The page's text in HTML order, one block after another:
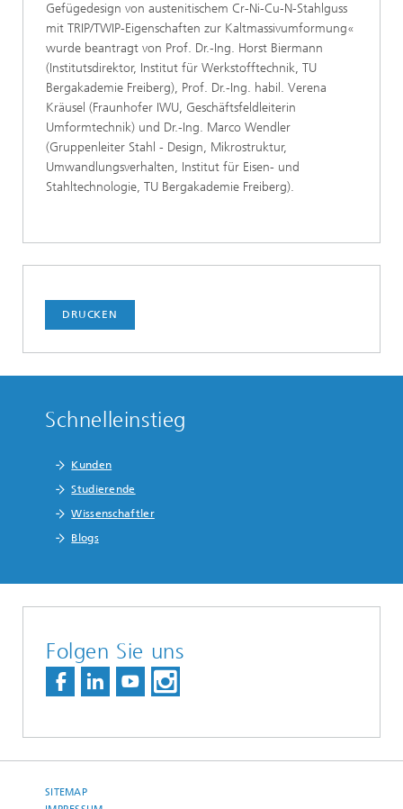
Gefügedesign von austenitischem Cr-Ni-Cu-N-Stahlguss
mit TRIP/TWIP-Eigenschaften zur Kaltmassivumformung«
wurde beantragt von Prof. Dr.-Ing. Horst Biermann
(Institutsdirektor, Institut für Werkstofftechnik, TU
Bergakademie Freiberg), Prof. Dr.-Ing. habil. Verena
Kräusel (Fraunhofer IWU, Geschäftsfeldleiterin
Umformtechnik) und Dr.-Ing. Marco Wendler
(Gruppenleiter Stahl - Design, Mikrostruktur,
Umwandlungsverhalten, Institut für Eisen- und
Stahltechnologie, TU Bergakademie Freiberg).
DRUCKEN
Schnelleinstieg
Kunden
Studierende
Wissenschaftler
Blogs
Folgen Sie uns
SITEMAP